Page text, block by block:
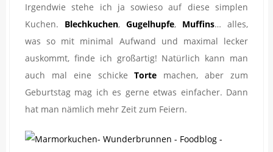
Irgendwie stehe ich ja sowieso auf diese simplen
Kuchen. Blechkuchen, Gugelhupfe, Muffins… alles,
was so mit minimal Aufwand und maximal lecker
auskommt, finde ich großartig! Natürlich kann man
auch mal eine schickeTorte machen, aber zum
Geburtstag mag ich es gerne etwas einfacher. Dann
hat man nämlich mehr Zeit zum Feiern.